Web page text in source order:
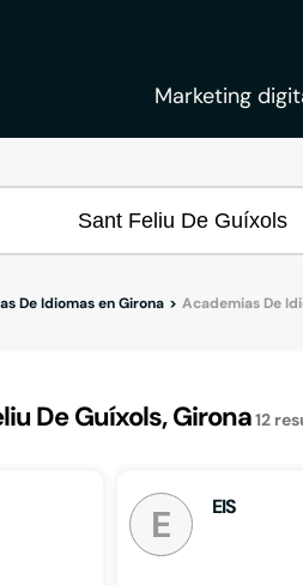
Marketing
De Idiomas en Girona Academias De
De Guíxols, Girona12
E EIS